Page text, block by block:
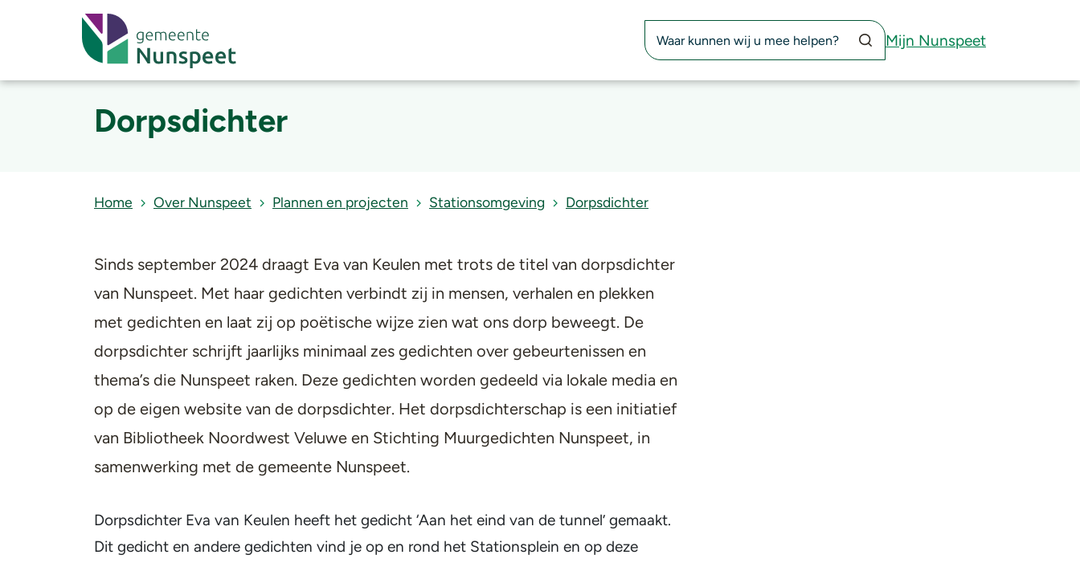
Zoekknop
Mijn Nunspeet
Dorpsdichter
Home Over Nunspeet Plannen en projecten Stationsomgeving Dorpsdichter
Sinds september 2024 draagt Eva van Keulen met trots de titel van dorpsdichter
van Nunspeet. Met haar gedichten verbindt zij in mensen, verhalen en plekken
met gedichten en laat zij op poëtische wijze zien wat ons dorp beweegt. De
dorpsdichter schrijft jaarlijks minimaal zes gedichten over gebeurtenissen en
thema’s die Nunspeet raken. Deze gedichten worden gedeeld via lokale media en
op de eigen website van de dorpsdichter. Het dorpsdichterschap is een initiatief
van Bibliotheek Noordwest Veluwe en Stichting Muurgedichten Nunspeet, in
samenwerking met de gemeente Nunspeet.
Dorpsdichter Eva van Keulen heeft het gedicht ‘Aan het eind van de tunnel’ gemaakt.
Dit gedicht en andere gedichten vind je op en rond het Stationsplein en op deze